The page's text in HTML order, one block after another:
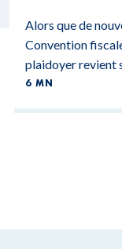
Alors que de
Convention
plaidoyer revient
6 MN